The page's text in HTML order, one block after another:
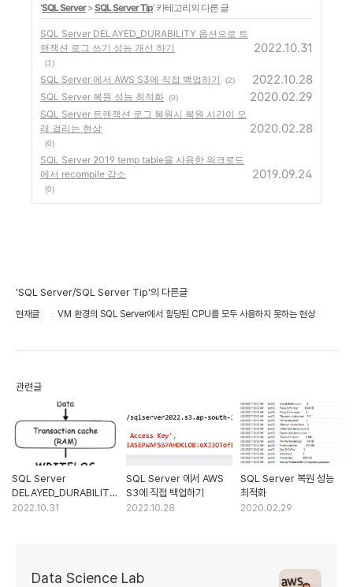
'SQL Server>SQL Server Tip' 카테고리의 다른 글
SQL Server DELAYED_DURABILITY 옵션으로 트
랜잭션 로그 쓰기 성능 개선 하기
(1)
2022.10.31
SQL Server 에서 AWS S3에 직접 백업하기 (2) 2022.10.28
SQL Server 복원 성능 최적화 (0) 2020.02.29
SQL Server 트랜잭션 로그 복원시 복원 시간이 오
래 걸리는 현상
(0)
2020.02.28
SQL Server 2019 temp table을 사용한 워크로드
에서 recompile 감소
(0)
2019.09.24
'SQL Server/SQL Server Tip'의 다른글
현재글 VM 환경의 SQL Server에서 할당된 CPU를 모두 사용하지 못하는 현상
관련글
SQL Server
DELAYED_DURABILITY
옵션으로 트랜잭션 로그
2022.10.31
SQL Server 에서 AWS
S3에 직접 백업하기
2022.10.28
SQL Server 복원 성능
최적화
2020.02.29
Data Science Lab